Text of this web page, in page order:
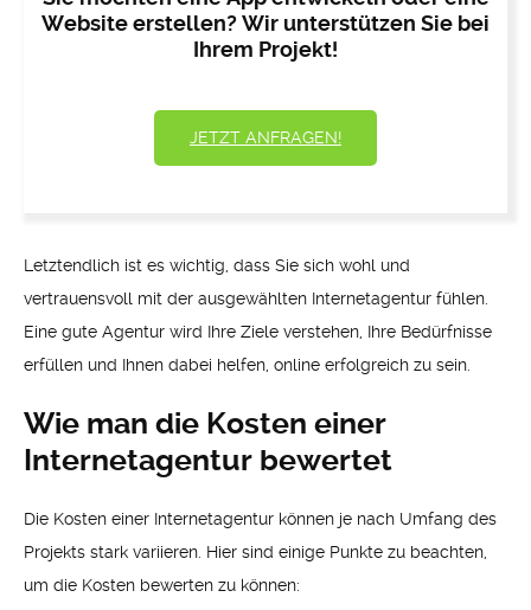
Website erstellen? Wir unterstützen Sie bei
Ihrem Projekt!
JETZT ANFRAGEN!
Letztendlich ist es wichtig, dass Sie sich wohl und
vertrauensvoll mit der ausgewählten Internetagentur fühlen.
Eine gute Agentur wird Ihre Ziele verstehen, Ihre Bedürfnisse
erfüllen und Ihnen dabei helfen, online erfolgreich zu sein.
Wie man die Kosten einer
Internetagentur bewertet
Die Kosten einer Internetagentur können je nach Umfang des
Projekts stark variieren. Hier sind einige Punkte zu beachten,
um die Kosten bewerten zu können: